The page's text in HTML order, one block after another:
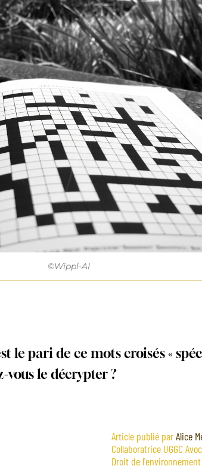
©Wippl-AI
le pari de ce mots croisés «
vous le décrypter ?
Article publié parAlice
Collaboratrice UGGC
Droit de l'environnement